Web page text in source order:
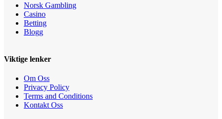
Norsk Gambling
Casino
Betting
Blogg
Viktige lenker
Om Oss
Privacy Policy
Terms and Conditions
Kontakt Oss